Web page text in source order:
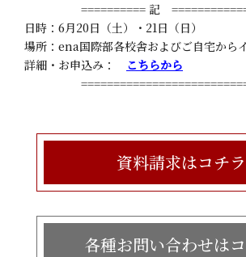
========== 記
日時：6月20日（土）・21日（日）
場所：ena国際部各校舎およびご自宅から
詳細・お申込み：
こちらから
資料請求はコチラ
各種お問い合わせは